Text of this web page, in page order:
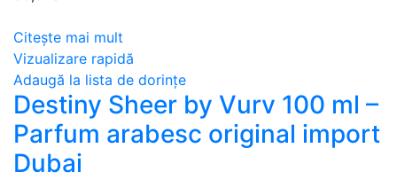
Citește mai mult
Vizualizare rapidă
Adaugă la lista de dorințe
Destiny Sheer by Vurv 100 ml –
Parfum arabesc original import
Dubai